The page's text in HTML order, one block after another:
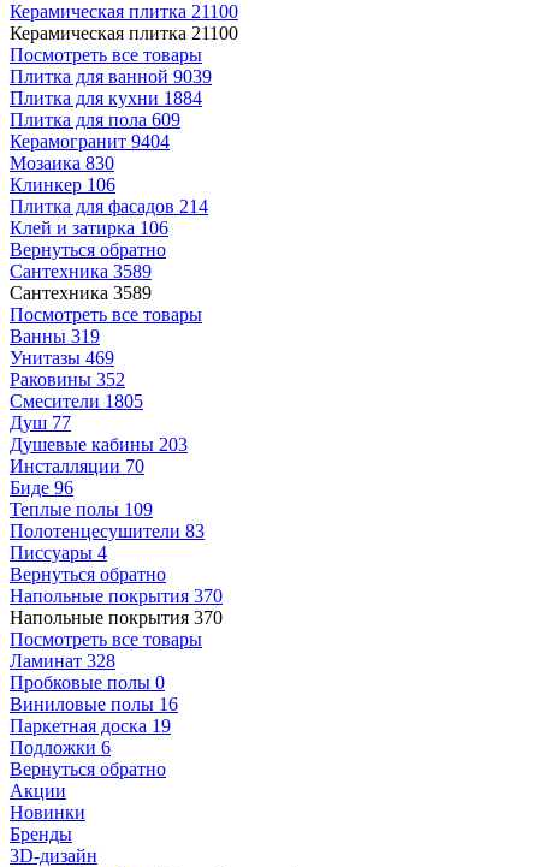
Керамическая плитка 21100
Керамическая плитка 21100
Посмотреть все товары
Плитка для ванной 9039
Плитка для кухни 1884
Плитка для пола 609
Керамогранит 9404
Мозаика 830
Клинкер 106
Плитка для фасадов 214
Клей и затирка 106
Вернуться обратно
Сантехника 3589
Сантехника 3589
Посмотреть все товары
Ванны 319
Унитазы 469
Раковины 352
Смесители 1805
Душ 77
Душевые кабины 203
Инсталляции 70
Биде 96
Теплые полы 109
Полотенцесушители 83
Писсуары 4
Вернуться обратно
Напольные покрытия 370
Напольные покрытия 370
Посмотреть все товары
Ламинат 328
Пробковые полы 0
Виниловые полы 16
Паркетная доска 19
Подложки 6
Вернуться обратно
Акции
Новинки
Бренды
3D-дизайн